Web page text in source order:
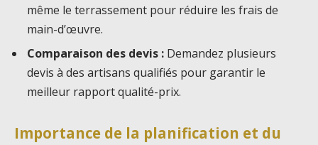
même le terrassement pour réduire les frais de
main-d’œuvre.
Comparaison des devis : Demandez plusieurs
devis à des artisans qualifiés pour garantir le
meilleur rapport qualité-prix.
Importance de la planification et du